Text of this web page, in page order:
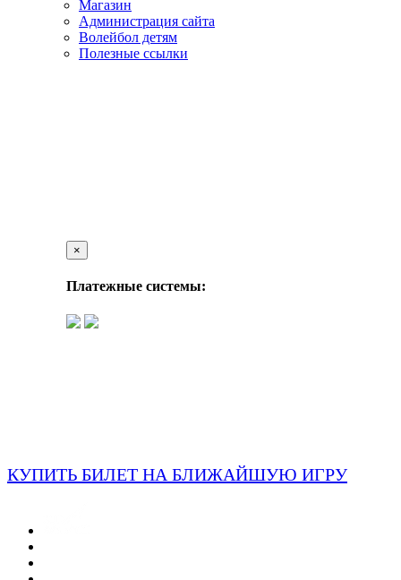
Магазин
Администрация сайта
Волейбол детям
Полезные ссылки
×
Платежные системы:
КУПИТЬ БИЛЕТ НА БЛИЖАЙШУЮ ИГРУ